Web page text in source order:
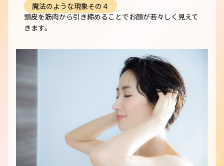
魔法のような現象その４
頭皮を筋肉から引き締めることでお顔が若々しく見えて
きます。